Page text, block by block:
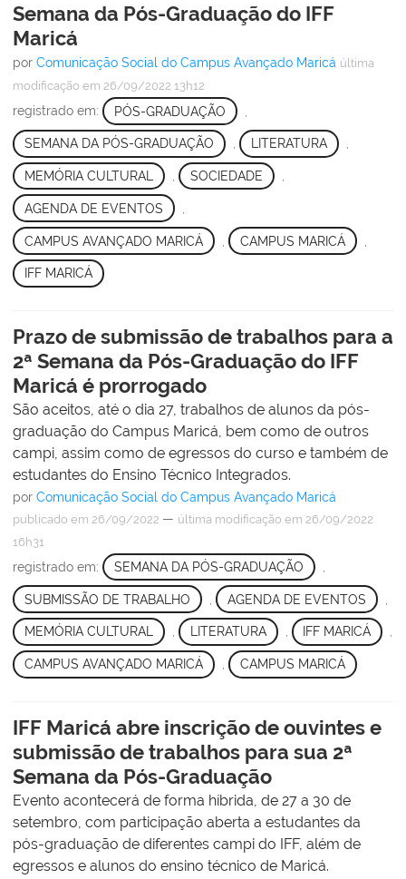
Semana da Pós-Graduação do IFF
Maricá
por Comunicação Social do Campus Avançado Maricá última
modificação em 26/09/2022 13h12
registrado em: PÓS-GRADUAÇÃO
SEMANA DA PÓS-GRADUAÇÃO , LITERATURA ,
MEMÓRIA CULTURAL SOCIEDADE
AGENDA DE EVENTOS
CAMPUS AVANÇADO MARICÁ CAMPUS MARICÁ
IFF MARICÁ
Prazo de submissão de trabalhos para a
2ª Semana da Pós-Graduação do IFF
Maricá é prorrogado
São aceitos, até o dia 27, trabalhos de alunos da pós-
graduação do Campus Maricá, bem como de outros
campi, assim como de egressos do curso e também de
estudantes do Ensino Técnico Integrados.
por Comunicação Social do Campus Avançado Maricá
publicado em 26/09/2022 — última modificação em 26/09/2022
16h31
registrado em: SEMANA DA PÓS-GRADUAÇÃO
SUBMISSÃO DE TRABALHO AGENDA DE EVENTOS
MEMÓRIA CULTURAL , LITERATURA , IFF MARICÁ ,
CAMPUS AVANÇADO MARICÁ CAMPUS MARICÁ
IFF Maricá abre inscrição de ouvintes e
submissão de trabalhos para sua 2ª
Semana da Pós-Graduação
Evento acontecerá de forma híbrida, de 27 a 30 de
setembro, com participação aberta a estudantes da
pós-graduação de diferentes campi do IFF, além de
egressos e alunos do ensino técnico de Maricá.